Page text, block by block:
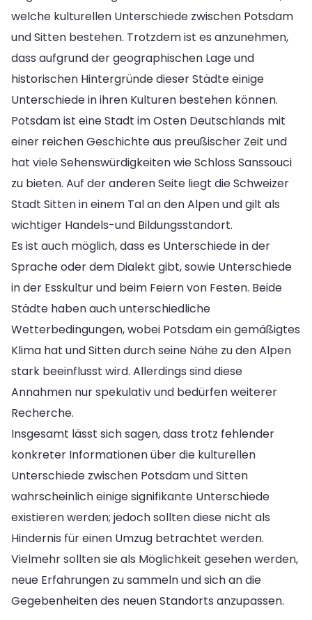
welche kulturellen Unterschiede zwischen Potsdam
und Sitten bestehen. Trotzdem ist es anzunehmen,
dass aufgrund der geographischen Lage und
historischen Hintergründe dieser Städte einige
Unterschiede in ihren Kulturen bestehen können.
Potsdam ist eine Stadt im Osten Deutschlands mit
einer reichen Geschichte aus preußischer Zeit und
hat viele Sehenswürdigkeiten wie Schloss Sanssouci
zu bieten. Auf der anderen Seite liegt die Schweizer
Stadt Sitten in einem Tal an den Alpen und gilt als
wichtiger Handels-und Bildungsstandort.
Es ist auch möglich, dass es Unterschiede in der
Sprache oder dem Dialekt gibt, sowie Unterschiede
in der Esskultur und beim Feiern von Festen. Beide
Städte haben auch unterschiedliche
Wetterbedingungen, wobei Potsdam ein gemäßigtes
Klima hat und Sitten durch seine Nähe zu den Alpen
stark beeinflusst wird. Allerdings sind diese
Annahmen nur spekulativ und bedürfen weiterer
Recherche.
Insgesamt lässt sich sagen, dass trotz fehlender
konkreter Informationen über die kulturellen
Unterschiede zwischen Potsdam und Sitten
wahrscheinlich einige signifikante Unterschiede
existieren werden; jedoch sollten diese nicht als
Hindernis für einen Umzug betrachtet werden.
Vielmehr sollten sie als Möglichkeit gesehen werden,
neue Erfahrungen zu sammeln und sich an die
Gegebenheiten des neuen Standorts anzupassen.